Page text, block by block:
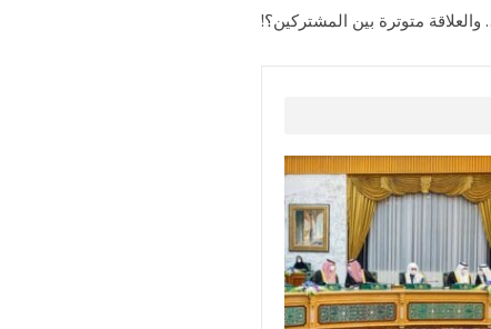
متوترة بين المشتركين؟!